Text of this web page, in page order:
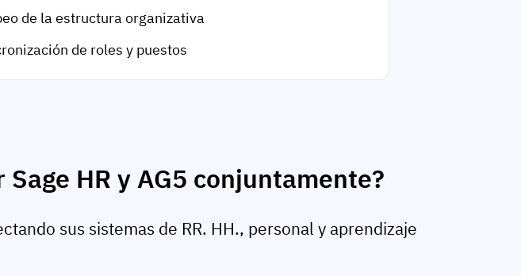
de la estructura organizativa
de roles y puestos
HR y AG5 conjuntamente?
sus sistemas de RR. HH., personal y aprendizaje